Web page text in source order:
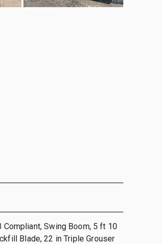
Compliant, Swing Boom, 5 ft 10
Blade, 22 in Triple Grouser